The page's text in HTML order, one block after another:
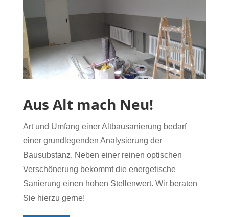
Aus Alt mach Neu!
Art und Umfang einer Altbausanierung bedarf
einer grundlegenden Analysierung der
Bausubstanz. Neben einer reinen optischen
Verschönerung bekommt die energetische
Sanierung einen hohen Stellenwert. Wir beraten
Sie hierzu gerne!